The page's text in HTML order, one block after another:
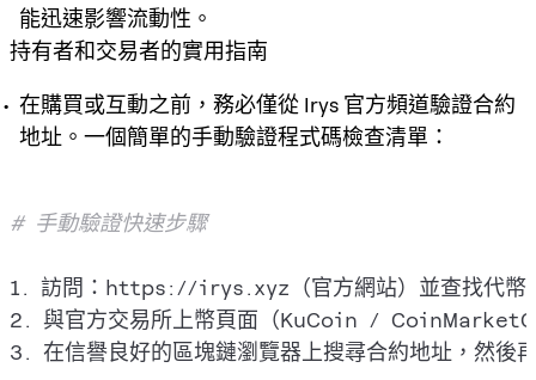
能迅速影響流動性。
持有者和交易者的實用指南
在購買或互動之前，務必僅從 Irys 官方頻道驗證合約
地址。一個簡單的手動驗證程式碼檢查清單：
# 手動驗證快速步驟
1. 訪問：https://irys.xyz（官方網站）並查找代幣/
2. 與官方交易所上幣頁面（KuCoin /